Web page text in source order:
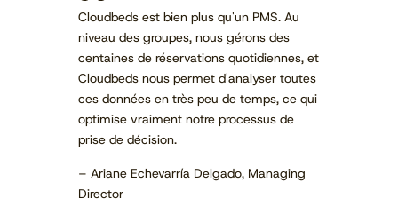
Cloudbeds est bien plus qu'un PMS. Au
niveau des groupes, nous gérons des
centaines de réservations quotidiennes, et
Cloudbeds nous permet d'analyser toutes
ces données en très peu de temps, ce qui
optimise vraiment notre processus de
prise de décision.
– Ariane Echevarría Delgado, Managing
Director